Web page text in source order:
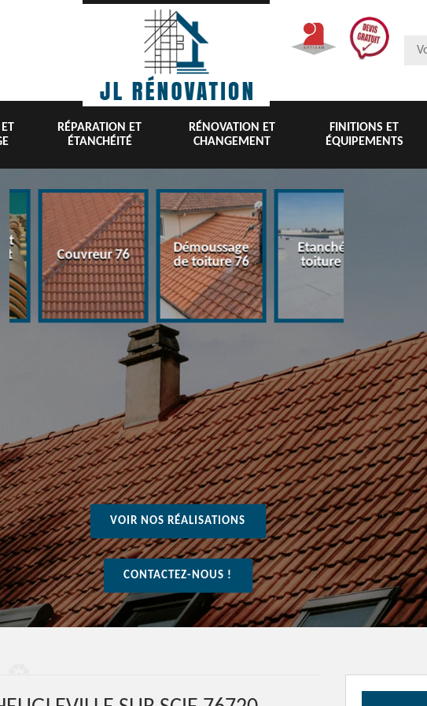
RÉPARATION ET
ÉTANCHÉITÉ
RÉNOVATION ET
CHANGEMENT
FINITIONS ET
ÉQUIPEMENTS
Couvreur 76
Démoussage
de toiture 76
Etanchéité
toiture 76
VOIR NOS RÉALISATIONS
CONTACTEZ-NOUS !